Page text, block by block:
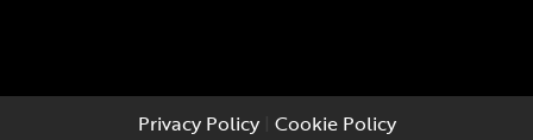
Privacy Policy| Cookie Policy